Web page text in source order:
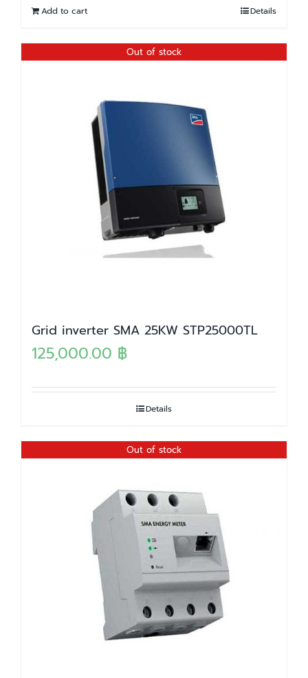
Add to cart Details
Out of stock
Grid inverter SMA 25KW STP25000TL
125,000.00 ฿
Details
Out of stock